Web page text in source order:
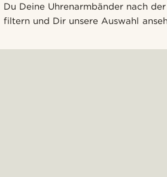
Du Deine Uhrenarmbänder nach
filtern und Dir unsere Auswahl